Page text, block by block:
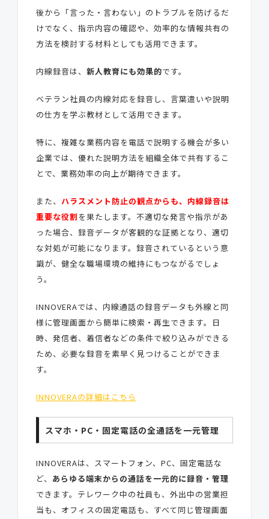
後から「言った・言わない」のトラブルを防げるだ
けでなく、指示内容の確認や、効率的な情報共有の
方法を検討する材料としても活用できます。
内線録音は、 新人教育にも効果的です。
ベテラン社員の内線対応を録音し、言葉遣いや説明
の仕方を学ぶ教材として活用できます。
特に、複雑な業務内容を電話で説明する機会が多い
企業では、優れた説明方法を組織全体で共有するこ
とで、業務効率の向上が期待できます。
また、 ハラスメント防止の観点からも、内線録音は
重要な役割 を果たします。不適切な発言や指示があ
った場合、録音データが客観的な証拠となり、適切
な対処が可能になります。録音されているという意
識が、健全な職場環境の維持にもつながるでしょ
う。
INNOVERAでは、内線通話の録音データも外線と同
様に管理画面から簡単に検索・再生できます。日
時、発信者、着信者などの条件で絞り込みができる
ため、必要な録音を素早く見つけることができま
す。
INNOVERAの詳細はこちら
スマホ・PC・固定電話の全通話を一元管理
INNOVERAは、スマートフォン、PC、固定電話な
ど、 あらゆる端末からの通話を一元的に録音・管理
できます。テレワーク中の社員も、外出中の営業担
当も、オフィスの固定電話も、すべて同じ管理画面